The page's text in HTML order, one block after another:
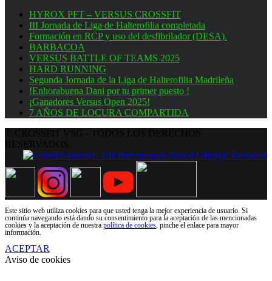
HYROX PFT – VERSUS CROSSFIT
III Jornada de Liga de Halterofilia completada
Formación en RCP y uso del desfibrilador (DESA).
BARBACOA
VERSUS BATTLE OF TEAMS 2025
HARD RUNNING
Segunda Jornada de la Liga de Halterofilia Madrileña
!Enhorabuena Dani por tu primer puesto !
¡Ganadores Versus Open 2025!
7 AÑOS DE LOCURA COMPARTIDA
Este sitio web utiliza cookies para que usted tenga la mejor experiencia de usuario. Si
continúa navegando está dando su consentimiento para la aceptación de las mencionadas
cookies y la aceptación de nuestra política de cookies , pinche el enlace para mayor
información.
ACEPTAR
Aviso de cookies